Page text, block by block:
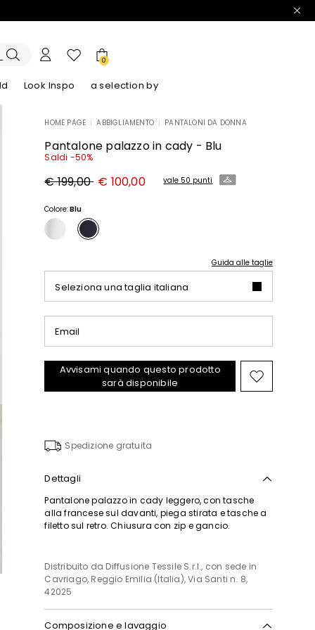
0
Look Inspo a selection by
Scopri i nostri AbitiScopri i nostri Sandali
HOME PAGE ABBIGLIAMENTO PANTALONI DA DONNA
Pantalone palazzo in cady - Blu
Saldi -50%
Prezzo
originale
199,00
€ 199,00 Nuovo
prezzo
€ 100,00 vale 50 punti
Colore:Blu
Guida alle taglie
Seleziona una taglia italiana
Email
Avvisami quando questo prodotto
sarà disponibile
Sposta
nella
Spedizione gratuita
Dettagli
Pantalone palazzo in cady leggero, con tasche
alla francese sul davanti, piega stirata e tasche a
filetto sul retro. Chiusura con zip e gancio.
Distribuito da Diffusione Tessile S.r.l., con sede in
Cavriago, Reggio Emilia (Italia), Via Santi n. 8,
42025
Composizione e lavaggio